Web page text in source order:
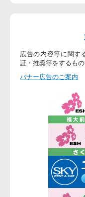
広告の内容等に関す
証・推奨等をするもの
バナー広告のご案内